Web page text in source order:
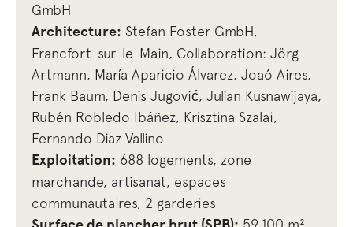
GmbH
Architecture: Stefan Foster GmbH,
Francfort-sur-le-Main, Collaboration: Jörg
Artmann, María Aparicio Álvarez, Joaó Aires,
Frank Baum, Denis Jugović, Julian Kusnawijaya,
Rubén Robledo Ibáñez, Krisztina Szalai,
Fernando Diaz Vallino
Exploitation: 688 logements, zone
marchande, artisanat, espaces
communautaires, 2 garderies